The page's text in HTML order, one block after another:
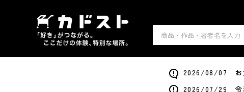
2026/08/07 お
2026/07/29 令